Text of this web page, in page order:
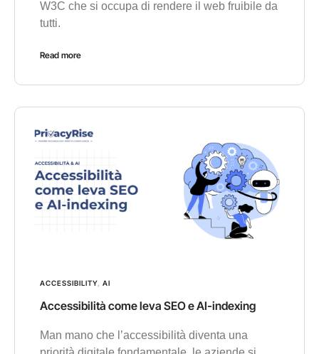
W3C che si occupa di rendere il web fruibile da
tutti.
Read more
ACCESSIBILITY AI
Accessibilità come leva SEO e AI-indexing
Man mano che l’accessibilità diventa una